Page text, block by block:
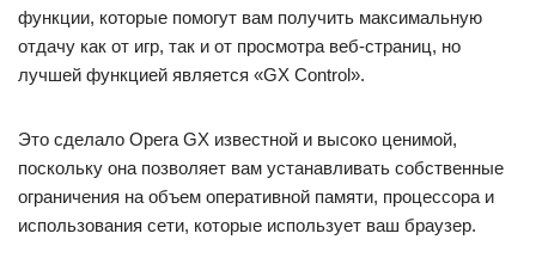
функции, которые помогут вам получить максимальную
отдачу как от игр, так и от просмотра веб-страниц, но
лучшей функцией является «GX Control».
Это сделало Opera GX известной и высоко ценимой,
поскольку она позволяет вам устанавливать собственные
ограничения на объем оперативной памяти, процессора и
использования сети, которые использует ваш браузер.